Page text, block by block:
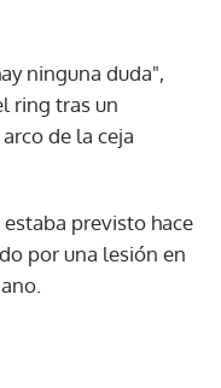
ninguna duda",
ring tras un
de la ceja
previsto hace
por una lesión en